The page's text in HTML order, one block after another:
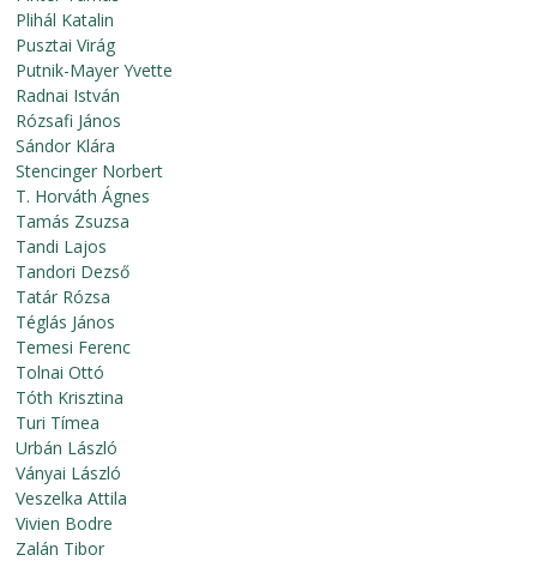
Plihál Katalin
Pusztai Virág
Putnik-Mayer Yvette
Radnai István
Rózsafi János
Sándor Klára
Stencinger Norbert
T. Horváth Ágnes
Tamás Zsuzsa
Tandi Lajos
Tandori Dezső
Tatár Rózsa
Téglás János
Temesi Ferenc
Tolnai Ottó
Tóth Krisztina
Turi Tímea
Urbán László
Ványai László
Veszelka Attila
Vivien Bodre
Zalán Tibor